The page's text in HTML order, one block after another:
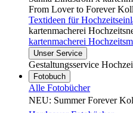
From Lover to Forever
Textideen für
kartenmacherei
kartenmacherei
Unser Service
Gestaltungsservice
Fotobuch
Alle Fotobücher
NEU: Summer Forever